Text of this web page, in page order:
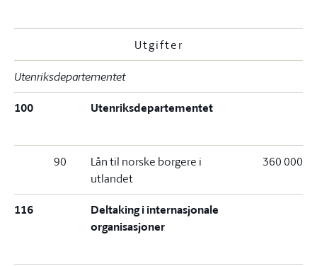
Utgifter
Utenriksdepartementet
100 Utenriksdepartementet
90
Lån til norske borgere i
utlandet
360 000
116
Deltaking i internasjonale
organisasjoner